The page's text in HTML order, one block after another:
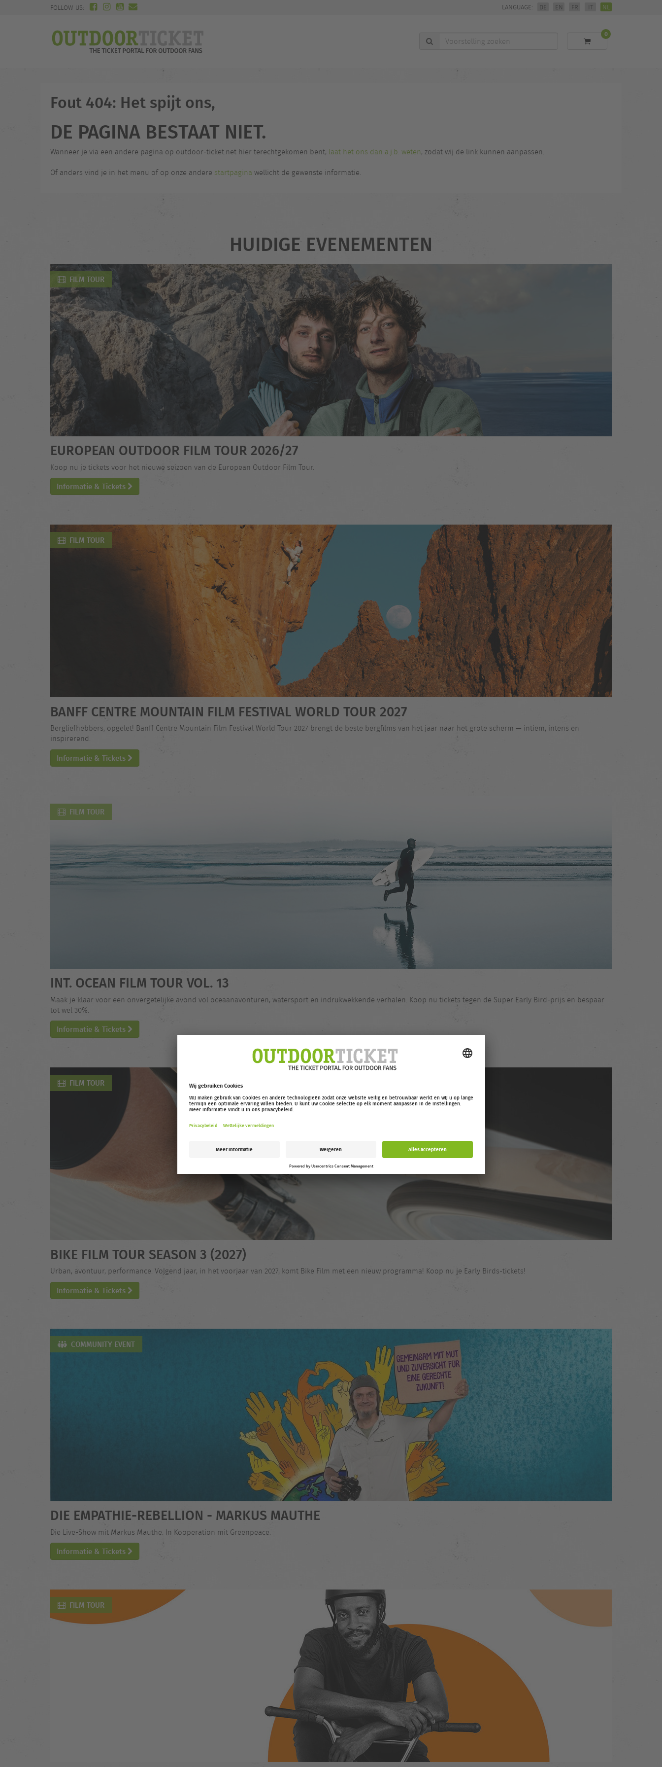
FOLLOW US: LANGUAGE: DE EN FR IT NL
Voorstelling
zoeken
0
Fout 404: Het spijt ons,
DE PAGINA BESTAAT NIET.
Wanneer je via een andere pagina op outdoor-ticket.net hier terechtgekomen bent, laat het ons dan a.j.b. weten, zodat wij de link kunnen aanpassen.
Of anders vind je in het menu of op onze andere startpagina wellicht de gewenste informatie.
HUIDIGE EVENEMENTEN
FILM TOUR
EUROPEAN OUTDOOR FILM TOUR 2026/27
Koop nu je tickets voor het nieuwe seizoen van de European Outdoor Film Tour.
Informatie & Tickets
FILM TOUR
BANFF CENTRE MOUNTAIN FILM FESTIVAL WORLD TOUR 2027
Bergliefhebbers, opgelet! Banff Centre Mountain Film Festival World Tour 2027 brengt de beste bergfilms van het jaar naar het grote scherm — intiem, intens en
inspirerend.
Informatie & Tickets
FILM TOUR
INT. OCEAN FILM TOUR VOL. 13
Maak je klaar voor een onvergetelijke avond vol oceaanavonturen, watersport en indrukwekkende verhalen. Koop nu tickets tegen de Super Early Bird-prijs en bespaar
tot wel 30%.
Informatie & Tickets
FILM TOUR
BIKE FILM TOUR SEASON 3 (2027)
Urban, avontuur, performance. Volgend jaar, in het voorjaar van 2027, komt Bike Film met een nieuw programma! Koop nu je Early Birds-tickets!
Informatie & Tickets
COMMUNITY EVENT
DIE EMPATHIE-REBELLION - MARKUS MAUTHE
Die Live-Show mit Markus Mauthe. In Kooperation mit Greenpeace.
Informatie & Tickets
FILM TOUR